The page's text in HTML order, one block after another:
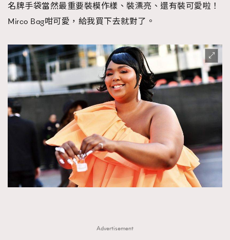
名牌手袋當然最重要裝模作樣、裝漂亮、還有裝可愛啦！
Mirco Bag咁可愛，給我買下去就對了。
Advertisement